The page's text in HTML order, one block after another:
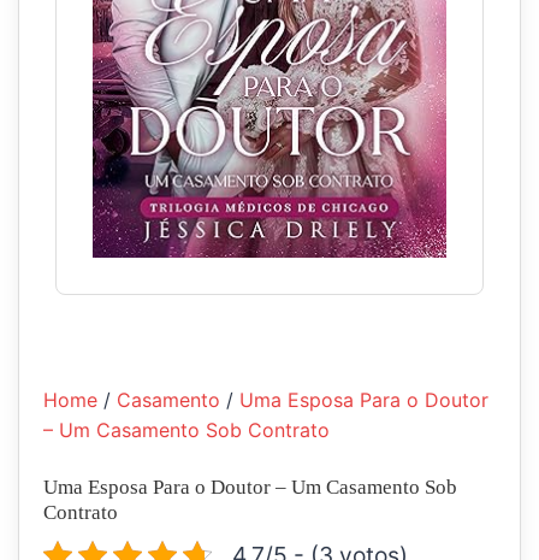
Home / Casamento / Uma Esposa Para o Doutor
– Um Casamento Sob Contrato
Uma Esposa Para o Doutor – Um Casamento Sob
Contrato